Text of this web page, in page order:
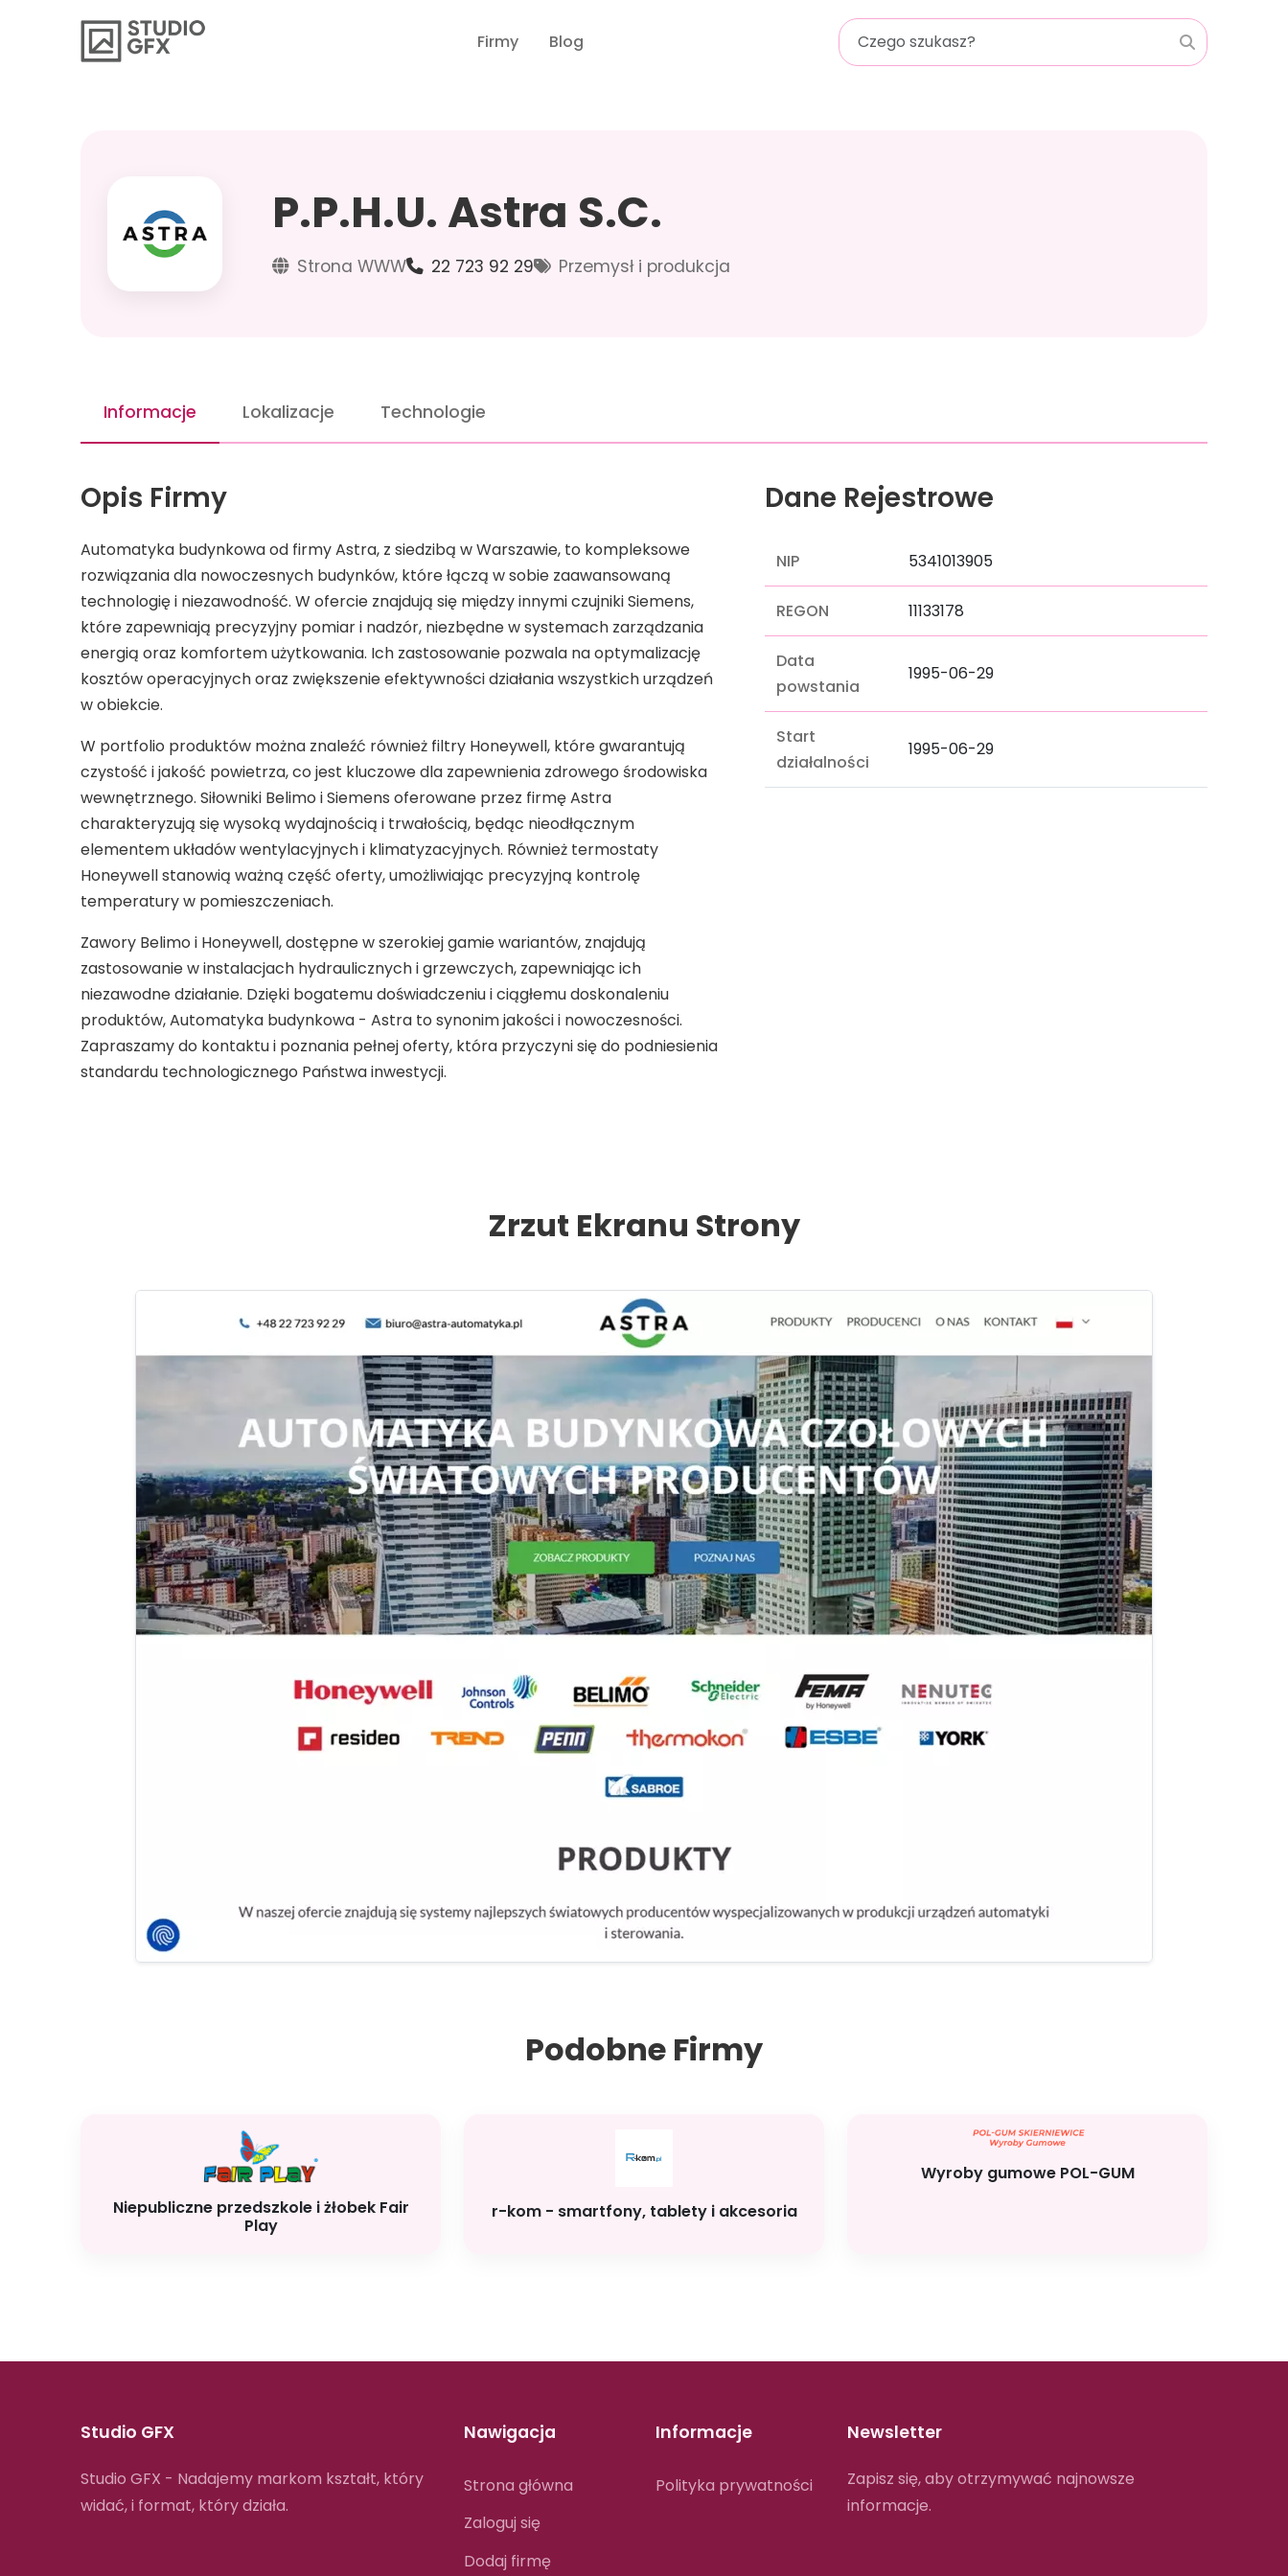
Firmy Blog
P.P.H.U. Astra S.C.
Strona WWW 22 723 92 29 Przemysł i produkcja
Informacje Lokalizacje Technologie
Opis Firmy
Automatyka budynkowa od firmy Astra, z siedzibą w Warszawie, to kompleksowe
rozwiązania dla nowoczesnych budynków, które łączą w sobie zaawansowaną
technologię i niezawodność. W ofercie znajdują się między innymi czujniki Siemens,
które zapewniają precyzyjny pomiar i nadzór, niezbędne w systemach zarządzania
energią oraz komfortem użytkowania. Ich zastosowanie pozwala na optymalizację
kosztów operacyjnych oraz zwiększenie efektywności działania wszystkich urządzeń
w obiekcie.
W portfolio produktów można znaleźć również filtry Honeywell, które gwarantują
czystość i jakość powietrza, co jest kluczowe dla zapewnienia zdrowego środowiska
wewnętrznego. Siłowniki Belimo i Siemens oferowane przez firmę Astra
charakteryzują się wysoką wydajnością i trwałością, będąc nieodłącznym
elementem układów wentylacyjnych i klimatyzacyjnych. Również termostaty
Honeywell stanowią ważną część oferty, umożliwiając precyzyjną kontrolę
temperatury w pomieszczeniach.
Zawory Belimo i Honeywell, dostępne w szerokiej gamie wariantów, znajdują
zastosowanie w instalacjach hydraulicznych i grzewczych, zapewniając ich
niezawodne działanie. Dzięki bogatemu doświadczeniu i ciągłemu doskonaleniu
produktów, Automatyka budynkowa - Astra to synonim jakości i nowoczesności.
Zapraszamy do kontaktu i poznania pełnej oferty, która przyczyni się do podniesienia
standardu technologicznego Państwa inwestycji.
Dane Rejestrowe
NIP 5341013905
REGON 11133178
Data
powstania
1995-06-29
Start
działalności
1995-06-29
Zrzut Ekranu Strony
Podobne Firmy
Niepubliczne przedszkole i żłobek Fair
Play
r-kom - smartfony, tablety i akcesoria
Wyroby gumowe POL-GUM
Studio GFX
Studio GFX - Nadajemy markom kształt, który
widać, i format, który działa.
Nawigacja
Strona główna
Zaloguj się
Dodaj firmę
Informacje
Polityka prywatności
Newsletter
Zapisz się, aby otrzymywać najnowsze
informacje.